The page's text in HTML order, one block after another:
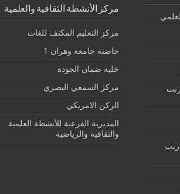
مركز الأنشطة الثقافية والعلمية
مركز التعليم المكثف للغات
حاضنة جامعة وهران 1
خلية ضمان الجودة
مركز السمعي البصري
الركن الامريكي
المديرية الفرعية للأنشطة العلمية
والثقافية والرياضية